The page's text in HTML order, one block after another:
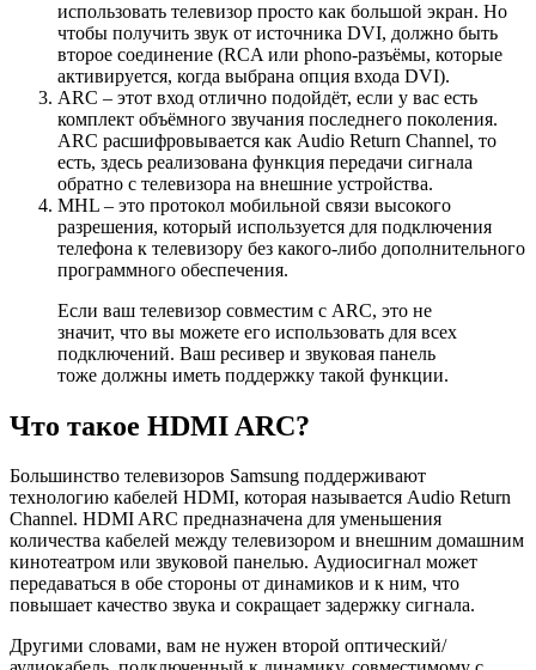
использовать телевизор просто как большой экран. Но
чтобы получить звук от источника DVI, должно быть
второе соединение (RCA или phono-разъёмы, которые
активируется, когда выбрана опция входа DVI).
ARC – этот вход отлично подойдёт, если у вас есть
комплект объёмного звучания последнего поколения.
ARC расшифровывается как Audio Return Channel, то
есть, здесь реализована функция передачи сигнала
обратно с телевизора на внешние устройства.
MHL – это протокол мобильной связи высокого
разрешения, который используется для подключения
телефона к телевизору без какого-либо дополнительного
программного обеспечения.
Если ваш телевизор совместим с ARC, это не
значит, что вы можете его использовать для всех
подключений. Ваш ресивер и звуковая панель
тоже должны иметь поддержку такой функции.
Что такое HDMI ARC?
Большинство телевизоров Samsung поддерживают
технологию кабелей HDMI, которая называется Audio Return
Channel. HDMI ARC предназначена для уменьшения
количества кабелей между телевизором и внешним домашним
кинотеатром или звуковой панелью. Аудиосигнал может
передаваться в обе стороны от динамиков и к ним, что
повышает качество звука и сокращает задержку сигнала.
Другими словами, вам не нужен второй оптический/